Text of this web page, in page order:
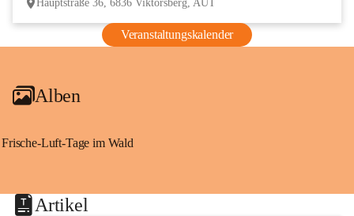
Hauptstraße 36, 6836 Viktorsberg, AUT
Veranstaltungskalender
Alben
Frische-Luft-Tage im Wald
Artikel